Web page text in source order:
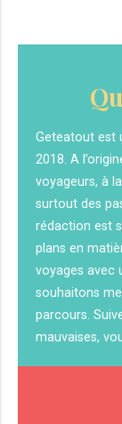
Geteatout est
2018. A
voyageurs, à
surtout des
rédaction est
plans en
voyages avec
souhaitons
parcours.
mauvaises,